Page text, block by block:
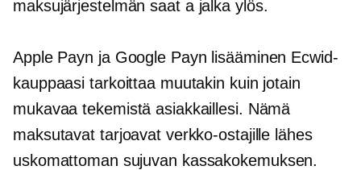
maksujärjestelmän saat a jalka ylös.
Apple Payn ja Google Payn lisääminen Ecwid-
kauppaasi tarkoittaa muutakin kuin jotain
mukavaa tekemistä asiakkaillesi. Nämä
maksutavat tarjoavat verkko-ostajille lähes
uskomattoman sujuvan kassakokemuksen.